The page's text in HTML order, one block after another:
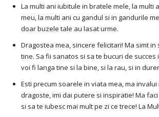
La multi ani iubitule in bratele mele, la multi
meu, la multi ani cu gandul si in gandurile
doar buzele tale au lasat urme.
Dragostea mea, sincere felicitari! Ma simt
tine. Sa fii sanatos si sa te bucuri de succes
voi fi langa tine si la bine, si la rau, si in
Esti precum soarele in viata mea, ma
dragoste, imi dai putere si inspiratie! Ma
si sa te iubesc mai mult pe zi ce trece! La